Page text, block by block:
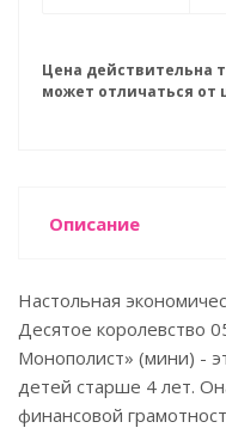
Цена действительна
может отличаться от
Описание
Настольная
Десятое королевство
Монополист» (мини) -
детей старше 4 лет.
финансовой